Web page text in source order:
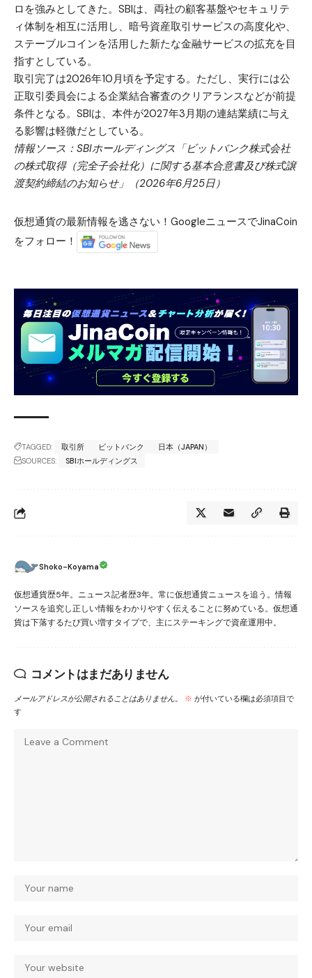
ロを強みとしてきた。SBIは、両社の顧客基盤やセキュリテ
ィ体制を相互に活用し、暗号資産取引サービスの高度化や、
ステーブルコインを活用した新たな金融サービスの拡充を目
指すとしている。
取引完了は2026年10月頃を予定する。ただし、実行には公
正取引委員会による企業結合審査のクリアランスなどが前提
条件となる。SBIは、本件が2027年3月期の連結業績に与え
る影響は軽微だとしている。
情報ソース：SBIホールディングス「ビットバンク株式会社
の株式取得（完全子会社化）に関する基本合意書及び株式譲
渡契約締結のお知らせ」（2026年6月25日）
仮想通貨の最新情報を逃さない！GoogleニュースでJinaCoin
をフォロー！
TAGGED: 取引所 ビットバンク
日本（JAPAN）
SOURCES:
SBIホールディングス
Shoko-Koyama
仮想通貨歴5年。ニュース記者歴3年。常に仮想通貨ニュースを追う。情報
ソースを追究し正しい情報をわかりやすく伝えることに努めている。仮想通
貨は下落するたび買い増すタイプで、主にステーキングで資産運用中。
コメントはまだありません
メールアドレスが公開されることはありません。 ※ が付いている欄は必須項目で
す